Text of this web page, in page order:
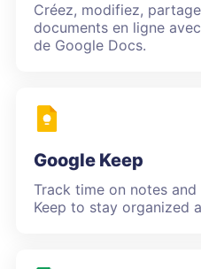
Créez, modifiez,
documents en ligne
de Google Docs.
Google Keep
Track time on notes
Keep to stay organized